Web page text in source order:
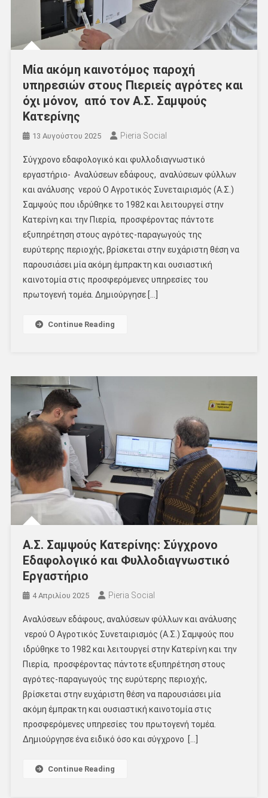
Μία ακόμη καινοτόμος παροχή
υπηρεσιών στους Πιεριείς αγρότες και
όχι μόνον, από τον Α.Σ. Σαμψούς
Κατερίνης
13 Αυγούστου 2025 Pieria Social
Σύγχρονο εδαφολογικό και φυλλοδιαγνωστικό
εργαστήριο- Αναλύσεων εδάφους, αναλύσεων φύλλων
και ανάλυσης νερού Ο Αγροτικός Συνεταιρισμός (Α.Σ.)
Σαμψούς που ιδρύθηκε το 1982 και λειτουργεί στην
Κατερίνη και την Πιερία, προσφέροντας πάντοτε
εξυπηρέτηση στους αγρότες-παραγωγούς της
ευρύτερης περιοχής, βρίσκεται στην ευχάριστη θέση να
παρουσιάσει μία ακόμη έμπρακτη και ουσιαστική
καινοτομία στις προσφερόμενες υπηρεσίες του
πρωτογενή τομέα. Δημιούργησε […]
Continue Reading
Α.Σ. Σαμψούς Κατερίνης: Σύγχρονο
Εδαφολογικό και Φυλλοδιαγνωστικό
Εργαστήριο
4 Απριλίου 2025 Pieria Social
Αναλύσεων εδάφους, αναλύσεων φύλλων και ανάλυσης
νερού Ο Αγροτικός Συνεταιρισμός (Α.Σ.) Σαμψούς που
ιδρύθηκε το 1982 και λειτουργεί στην Κατερίνη και την
Πιερία, προσφέροντας πάντοτε εξυπηρέτηση στους
αγρότες-παραγωγούς της ευρύτερης περιοχής,
βρίσκεται στην ευχάριστη θέση να παρουσιάσει μία
ακόμη έμπρακτη και ουσιαστική καινοτομία στις
προσφερόμενες υπηρεσίες του πρωτογενή τομέα.
Δημιούργησε ένα ειδικό όσο και σύγχρονο […]
Continue Reading